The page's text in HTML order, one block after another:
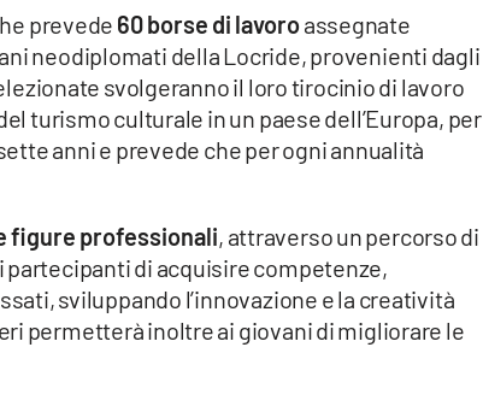
prevede 60 borse di lavoroassegnate
neodiplomati della Locride, provenienti dagli
svolgeranno il loro tirocinio di lavoro
turismo culturale in un paese dell’Europa, per
anni e prevede che per ogni annualità
figure professionali, attraverso un percorso di
di acquisire competenze,
sviluppando l’innovazione e la creatività
permetterà inoltre ai giovani di migliorare le